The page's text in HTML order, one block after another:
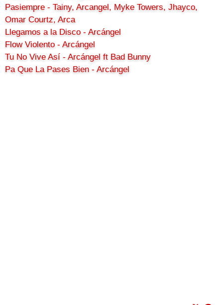
Pasiempre - Tainy, Arcangel, Myke Towers, Jhayco,
Omar Courtz, Arca
Llegamos a la Disco - Arcángel
Flow Violento - Arcángel
Tu No Vive Así - Arcángel ft Bad Bunny
Pa Que La Pases Bien - Arcángel